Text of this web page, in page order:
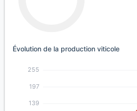
Évolution de la production viticole
139
197
255